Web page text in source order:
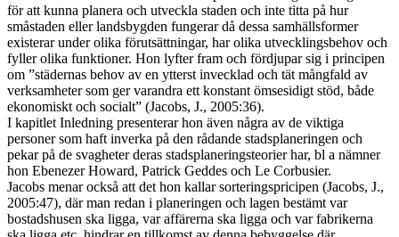
för att kunna planera och utveckla staden och inte titta på hur
småstaden eller landsbygden fungerar då dessa samhällsformer
existerar under olika förutsättningar, har olika utvecklingsbehov och
fyller olika funktioner. Hon lyfter fram och fördjupar sig i principen
om ”städernas behov av en ytterst invecklad och tät mångfald av
verksamheter som ger varandra ett konstant ömsesidigt stöd, både
ekonomiskt och socialt” (Jacobs, J., 2005:36).
I kapitlet Inledning presenterar hon även några av de viktiga
personer som haft inverka på den rådande stadsplaneringen och
pekar på de svagheter deras stadsplaneringsteorier har, bl a nämner
hon Ebenezer Howard, Patrick Geddes och Le Corbusier.
Jacobs menar också att det hon kallar sorteringspricipen (Jacobs, J.,
2005:47), där man redan i planeringen och lagen bestämt var
bostadshusen ska ligga, var affärerna ska ligga och var fabrikerna